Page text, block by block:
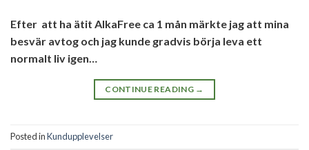
Efter att ha ätit AlkaFree ca 1 mån märkte jag att mina
besvär avtog och jag kunde gradvis börja leva ett
normalt liv igen…
CONTINUE READING →
Posted inKundupplevelser